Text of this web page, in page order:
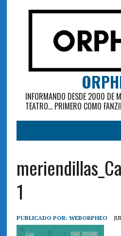
INFORMANDO DESDE 2000 DE
TEATRO... PRIMERO COMO
1
PUBLICADO POR: WEBORPHEO